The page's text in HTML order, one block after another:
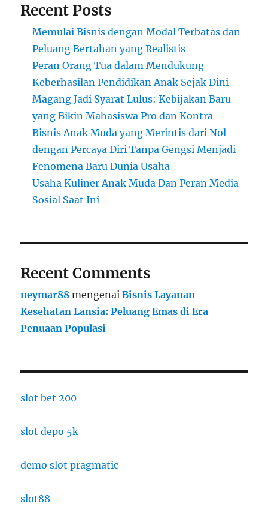
Recent Posts
Memulai Bisnis dengan Modal Terbatas dan
Peluang Bertahan yang Realistis
Peran Orang Tua dalam Mendukung
Keberhasilan Pendidikan Anak Sejak Dini
Magang Jadi Syarat Lulus: Kebijakan Baru
yang Bikin Mahasiswa Pro dan Kontra
Bisnis Anak Muda yang Merintis dari Nol
dengan Percaya Diri Tanpa Gengsi Menjadi
Fenomena Baru Dunia Usaha
Usaha Kuliner Anak Muda Dan Peran Media
Sosial Saat Ini
Recent Comments
neymar88 mengenaiBisnis Layanan
Kesehatan Lansia: Peluang Emas di Era
Penuaan Populasi
slot bet 200
slot depo 5k
demo slot pragmatic
slot88